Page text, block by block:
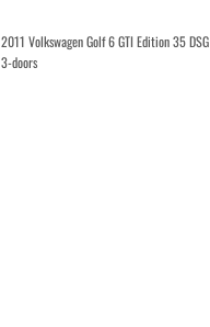
2011 Volkswagen Golf 6 GTI Edition 35 DSG
3-doors